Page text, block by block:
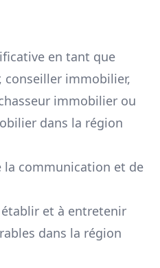
en tant que
immobilier,
immobilier ou
dans la région
la communication et de
et à entretenir
dans la région